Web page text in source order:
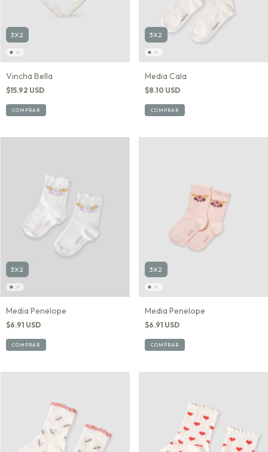
3X2
Vincha Bella
$15.92 USD
COMPRAR
3X2
Media Cala
$8.10 USD
COMPRAR
3X2
Media Penelope
$6.91 USD
COMPRAR
3X2
Media Penelope
$6.91 USD
COMPRAR